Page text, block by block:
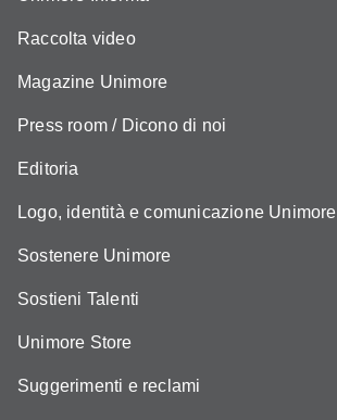
Raccolta video
Magazine Unimore
Press room / Dicono di noi
Editoria
Logo, identità e comunicazione Unimore
Sostenere Unimore
Sostieni Talenti
Unimore Store
Suggerimenti e reclami